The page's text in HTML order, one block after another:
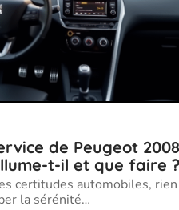
de Peugeot
t-il et que faire ?
certitudes automobiles,
la sérénité…